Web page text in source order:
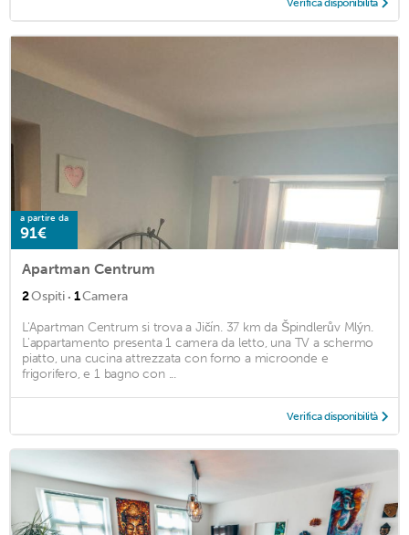
a partire da
91€
Apartman Centrum
2Ospiti · 1Camera
L'Apartman Centrum si trova a Jičín. 37 km da Špindlerův Mlýn.
L'appartamento presenta 1 camera da letto, una TV a schermo
piatto, una cucina attrezzata con forno a microonde e
frigorifero, e 1 bagno con ...
Verifica disponibilità